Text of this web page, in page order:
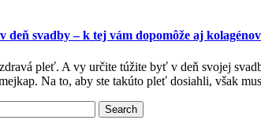
deň svadby – k tej vám dopomôže aj
pleť. A vy určite túžite byť v deň svojej
Na to, aby ste takúto pleť dosiahli, však